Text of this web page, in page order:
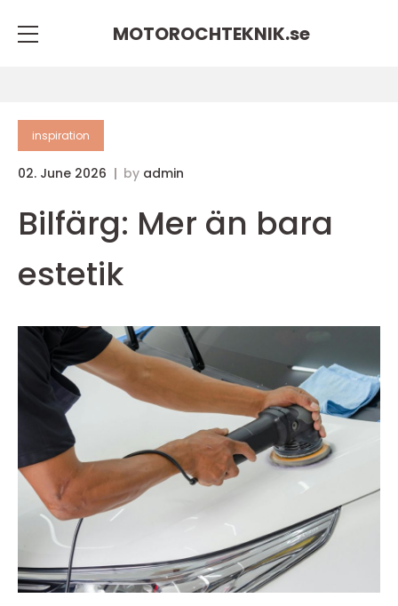
MOTOROCHTEKNIK.se
inspiration
02. June 2026 by admin
Bilfärg: Mer än bara
estetik